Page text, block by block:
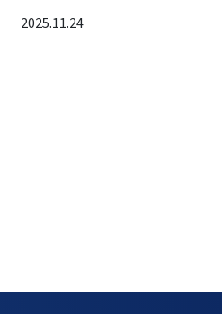
2025.11.24